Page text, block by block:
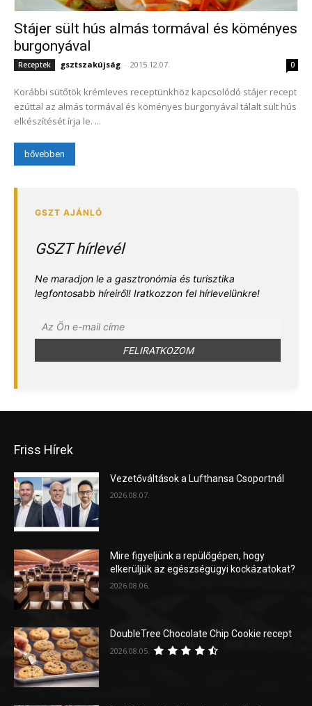
Stájer sült hús almás tormával és köményes
burgonyával
Receptek gsztszakújság - 2015.12.07. 0
Korábbi sütőtök krémleves receptünkhöz kapcsolódó stájer recept
ezúttal az almás tormával és köményes burgonyával tálalt sült hús
elkészítését írja le. ...
bővebben
GSZT hírlevél
Ne maradjon le a gasztronómia és turisztika
legfontosabb híreiről! Iratkozzon fel hírlevelünkre!
Friss Hírek
Vezetőváltások a Lufthansa Csoportnál
2026.08.07.
Mire figyeljünk a repülőgépen, hogy
elkerüljük az egészségügyi kockázatokat?
2026.08.06.
DoubleTree Chocolate Chip Cookie recept
2026.08.05.